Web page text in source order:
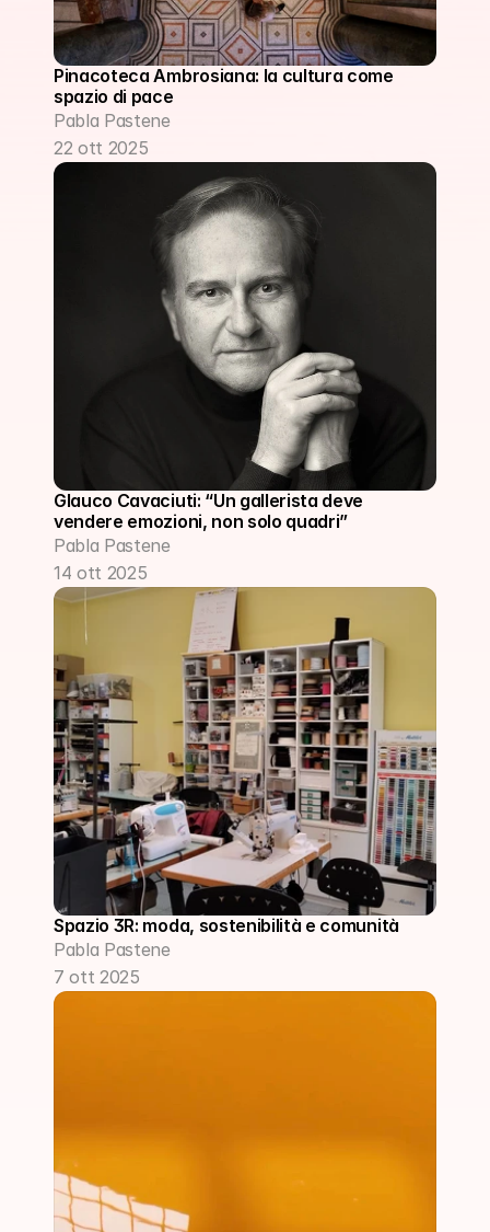
Pinacoteca Ambrosiana: la cultura come
spazio di pace
Pabla Pastene
22 ott 2025
Glauco Cavaciuti: “Un gallerista deve
vendere emozioni, non solo quadri”
Pabla Pastene
14 ott 2025
Spazio 3R: moda, sostenibilità e comunità
Pabla Pastene
7 ott 2025